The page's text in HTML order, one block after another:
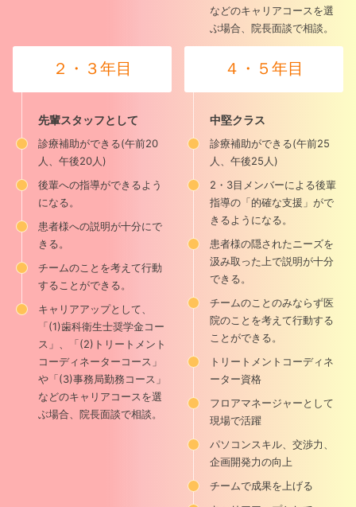
などのキャリアコースを選
ぶ場合、院長面談で相談。
２・３年目
先輩スタッフとして
診療補助ができる(午前20
人、午後20人)
後輩への指導ができるよう
になる。
患者様への説明が十分にで
きる。
チームのことを考えて行動
することができる。
キャリアアップとして、
「(1)歯科衛生士奨学金コー
ス」、「(2)トリートメント
コーディネーターコース」
や「(3)事務局勤務コース」
などのキャリアコースを選
ぶ場合、院長面談で相談。
４・５年目
中堅クラス
診療補助ができる(午前25
人、午後25人)
2・3目メンバーによる後輩
指導の「的確な支援」がで
きるようになる。
患者様の隠されたニーズを
汲み取った上で説明が十分
できる。
チームのことのみならず医
院のことを考えて行動する
ことができる。
トリートメントコーディネ
ーター資格
フロアマネージャーとして
現場で活躍
パソコンスキル、交渉力、
企画開発力の向上
チームで成果を上げる